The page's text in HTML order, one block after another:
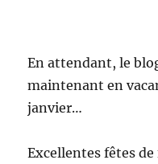
En attendant, le
maintenant en
janvier…
Excellentes fêtes